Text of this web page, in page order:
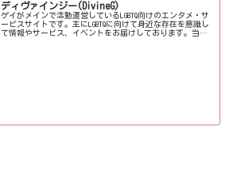
ディヴァインジー(DivineG)
ゲイがメインで活動運営しているLGBTQ向けのエンタメ・サ
ービスサイトです。主にLGBTQに向けて身近な存在を意識し
て情報やサービス、イベントをお届けしております。当事